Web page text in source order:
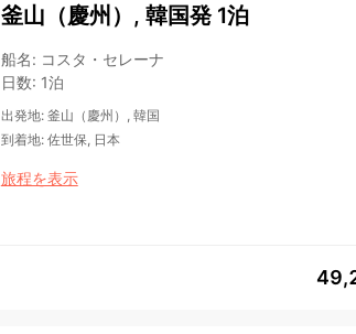
釜山（慶州）, 韓国発 1泊
船名: コスタ・セレーナ
日数: 1泊
出発地: 釜山（慶州）, 韓国
到着地: 佐世保, 日本
旅程を表示